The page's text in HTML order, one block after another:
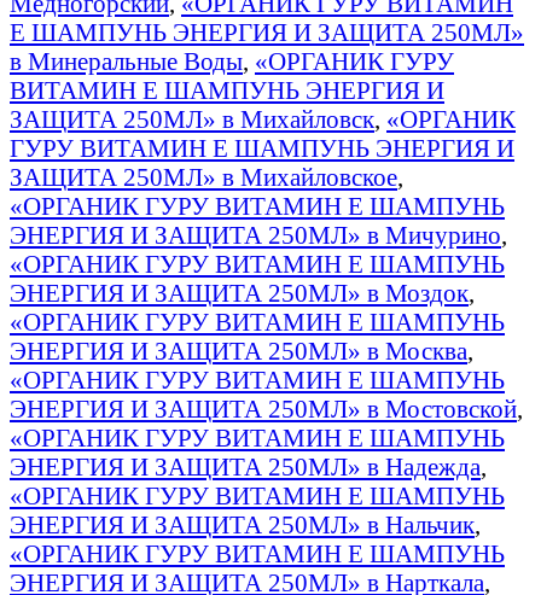
E ШАМПУНЬ ЭНЕРГИЯ И ЗАЩИТА 250МЛ»
в Минеральные Воды, «ОРГАНИК ГУРУ
ВИТАМИН E ШАМПУНЬ ЭНЕРГИЯ И
ЗАЩИТА 250МЛ» в Михайловск, «ОРГАНИК
ГУРУ ВИТАМИН E ШАМПУНЬ ЭНЕРГИЯ И
ЗАЩИТА 250МЛ» в Михайловское,
«ОРГАНИК ГУРУ ВИТАМИН E ШАМПУНЬ
ЭНЕРГИЯ И ЗАЩИТА 250МЛ» в Мичурино,
«ОРГАНИК ГУРУ ВИТАМИН E ШАМПУНЬ
ЭНЕРГИЯ И ЗАЩИТА 250МЛ» в Моздок,
«ОРГАНИК ГУРУ ВИТАМИН E ШАМПУНЬ
ЭНЕРГИЯ И ЗАЩИТА 250МЛ» в Москва,
«ОРГАНИК ГУРУ ВИТАМИН E ШАМПУНЬ
ЭНЕРГИЯ И ЗАЩИТА 250МЛ» в Мостовской,
«ОРГАНИК ГУРУ ВИТАМИН E ШАМПУНЬ
ЭНЕРГИЯ И ЗАЩИТА 250МЛ» в Надежда,
«ОРГАНИК ГУРУ ВИТАМИН E ШАМПУНЬ
ЭНЕРГИЯ И ЗАЩИТА 250МЛ» в Нальчик,
«ОРГАНИК ГУРУ ВИТАМИН E ШАМПУНЬ
ЭНЕРГИЯ И ЗАЩИТА 250МЛ» в Нарткала,